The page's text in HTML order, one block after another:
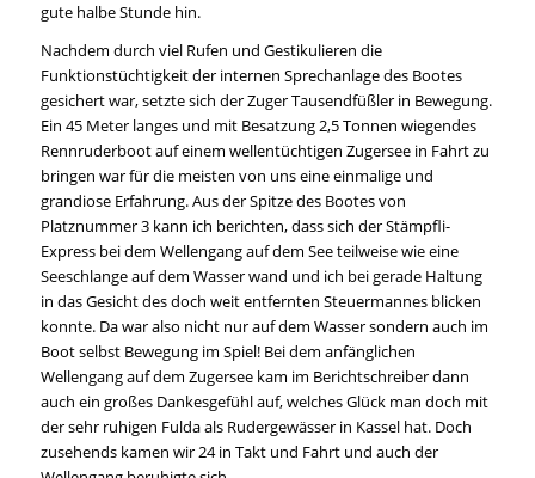
gute halbe Stunde hin.
Nachdem durch viel Rufen und Gestikulieren die
Funktionstüchtigkeit der internen Sprechanlage des Bootes
gesichert war, setzte sich der Zuger Tausendfüßler in Bewegung.
Ein 45 Meter langes und mit Besatzung 2,5 Tonnen wiegendes
Rennruderboot auf einem wellentüchtigen Zugersee in Fahrt zu
bringen war für die meisten von uns eine einmalige und
grandiose Erfahrung. Aus der Spitze des Bootes von
Platznummer 3 kann ich berichten, dass sich der Stämpfli-
Express bei dem Wellengang auf dem See teilweise wie eine
Seeschlange auf dem Wasser wand und ich bei gerade Haltung
in das Gesicht des doch weit entfernten Steuermannes blicken
konnte. Da war also nicht nur auf dem Wasser sondern auch im
Boot selbst Bewegung im Spiel! Bei dem anfänglichen
Wellengang auf dem Zugersee kam im Berichtschreiber dann
auch ein großes Dankesgefühl auf, welches Glück man doch mit
der sehr ruhigen Fulda als Rudergewässer in Kassel hat. Doch
zusehends kamen wir 24 in Takt und Fahrt und auch der